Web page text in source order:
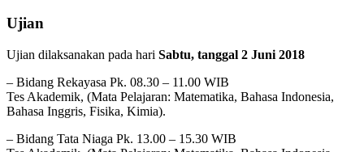
Ujian
Ujian dilaksanakan pada hari Sabtu, tanggal 2 Juni 2018
– Bidang Rekayasa Pk. 08.30 – 11.00 WIB
Tes Akademik, (Mata Pelajaran: Matematika, Bahasa Indonesia,
Bahasa Inggris, Fisika, Kimia).
– Bidang Tata Niaga Pk. 13.00 – 15.30 WIB